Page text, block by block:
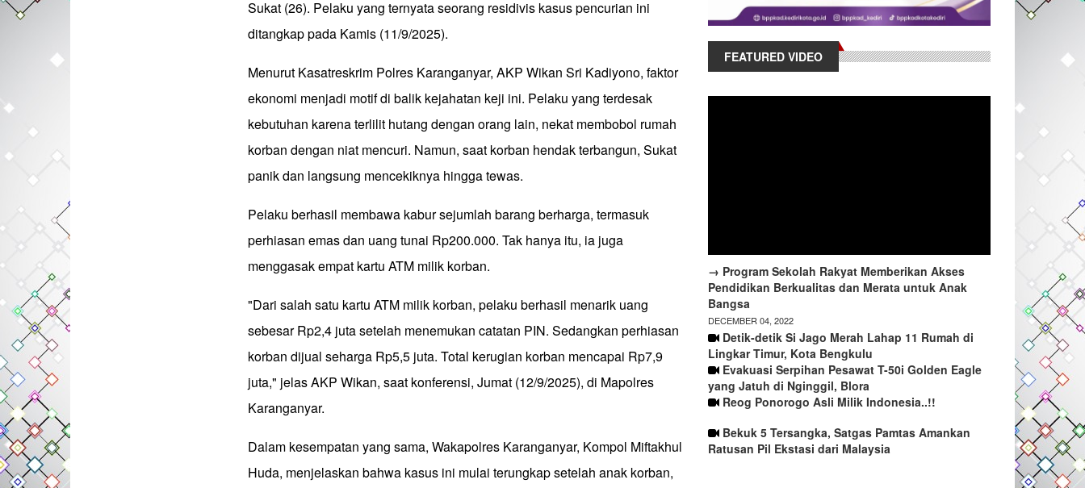
Sukat (26). Pelaku yang ternyata seorang residivis kasus pencurian ini
ditangkap pada Kamis (11/9/2025).
Menurut Kasatreskrim Polres Karanganyar, AKP Wikan Sri Kadiyono, faktor
ekonomi menjadi motif di balik kejahatan keji ini. Pelaku yang terdesak
kebutuhan karena terlilit hutang dengan orang lain, nekat membobol rumah
korban dengan niat mencuri. Namun, saat korban hendak terbangun, Sukat
panik dan langsung mencekiknya hingga tewas.
Pelaku berhasil membawa kabur sejumlah barang berharga, termasuk
perhiasan emas dan uang tunai Rp200.000. Tak hanya itu, ia juga
menggasak empat kartu ATM milik korban.
"Dari salah satu kartu ATM milik korban, pelaku berhasil menarik uang
sebesar Rp2,4 juta setelah menemukan catatan PIN. Sedangkan perhiasan
korban dijual seharga Rp5,5 juta. Total kerugian korban mencapai Rp7,9
juta," jelas AKP Wikan, saat konferensi, Jumat (12/9/2025), di Mapolres
Karanganyar.
Dalam kesempatan yang sama, Wakapolres Karanganyar, Kompol Miftakhul
Huda, menjelaskan bahwa kasus ini mulai terungkap setelah anak korban,
FEATURED VIDEO
→ Program Sekolah Rakyat Memberikan Akses
Pendidikan Berkualitas dan Merata untuk Anak
Bangsa
DECEMBER 04, 2022
Detik-detik Si Jago Merah Lahap 11 Rumah di
Lingkar Timur, Kota Bengkulu
Evakuasi Serpihan Pesawat T-50i Golden Eagle
yang Jatuh di Nginggil, Blora
Reog Ponorogo Asli Milik Indonesia..!!
Bekuk 5 Tersangka, Satgas Pamtas Amankan
Ratusan Pil Ekstasi dari Malaysia